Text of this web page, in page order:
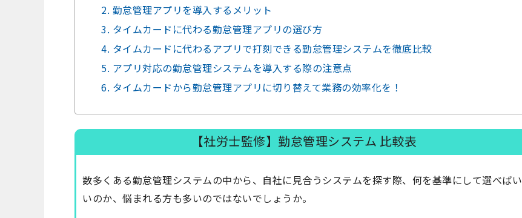
2. 勤怠管理アプリを導入するメリット
3. タイムカードに代わる勤怠管理アプリの選び方
4. タイムカードに代わるアプリで打刻できる勤怠管理システムを徹底比較
5. アプリ対応の勤怠管理システムを導入する際の注意点
6. タイムカードから勤怠管理アプリに切り替えて業務の効率化を！
【社労士監修】勤怠管理システム 比較表
数多くある勤怠管理システムの中から、自社に見合うシステムを探す際、何を基準にして選べばい
いのか、悩まれる方も多いのではないでしょうか。